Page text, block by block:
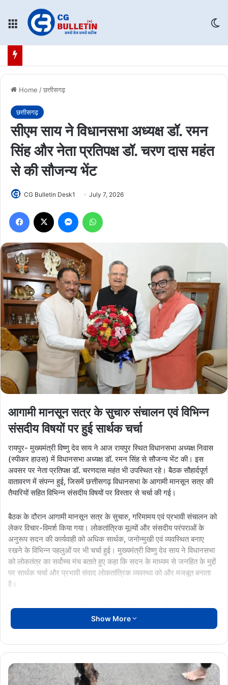
Menu
Home /छत्तीसगढ़
छत्तीसगढ़
सीएम साय ने विधानसभा अध्यक्ष डॉ. रमन
सिंह और नेता प्रतिपक्ष डॉ. चरण दास महंत
से की सौजन्य भेंट
CG Bulletin Desk1 July 7, 2026
Facebook Messenger
आगामी मानसून सत्र के सुचारु संचालन एवं विभिन्न
संसदीय विषयों पर हुई सार्थक चर्चा
रायपुर- मुख्यमंत्री विष्णु देव साय ने आज रायपुर स्थित विधानसभा अध्यक्ष निवास
(स्पीकर हाउस) में विधानसभा अध्यक्ष डॉ. रमन सिंह से सौजन्य भेंट की। इस
अवसर पर नेता प्रतिपक्ष डॉ. चरणदास महंत भी उपस्थित रहे। बैठक सौहार्दपूर्ण
वातावरण में संपन्न हुई, जिसमें छत्तीसगढ़ विधानसभा के आगामी मानसून सत्र की
तैयारियों सहित विभिन्न संसदीय विषयों पर विस्तार से चर्चा की गई।
बैठक के दौरान आगामी मानसून सत्र के सुचारु, गरिमामय एवं प्रभावी संचालन को
लेकर विचार-विमर्श किया गया। लोकतांत्रिक मूल्यों और संसदीय परंपराओं के
अनुरूप सदन की कार्यवाही को अधिक सार्थक, जनोन्मुखी एवं व्यवस्थित बनाए
रखने के विभिन्न पहलुओं पर भी चर्चा हुई। मुख्यमंत्री विष्णु देव साय ने विधानसभा
को लोकतंत्र का सर्वोच्च मंच बताते हुए कहा कि सदन के माध्यम से जनहित के मुद्दों
पर सार्थक चर्चा और प्रभावी संवाद लोकतांत्रिक व्यवस्था को और मजबूत बनाता
है।
बैठक में इस बात पर भी सहमति व्यक्त की गई कि विधानसभा की कार्यवाही
जनअपेक्षाओं के अनुरूप गरिमापूर्ण वातावरण में संचालित हो तथा विकास, सुशासन
और जनकल्याण से जुड़े विषयों पर सकारात्मक एवं रचनात्मक चर्चा को प्रोत्साहन
संवैधानिक संस्थाओं के सम्मान तथा स्वस्थ संसदीय परंपराओं के प्रति प्रतिबद्ध है।
बैठक के दौरान वर्ष 2026 के उत्कृष्ट विधायक सम्मान के लिए संभावित नामों पर
Show More
Breaking
News: